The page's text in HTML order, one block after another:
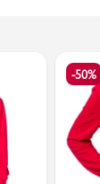
-50%